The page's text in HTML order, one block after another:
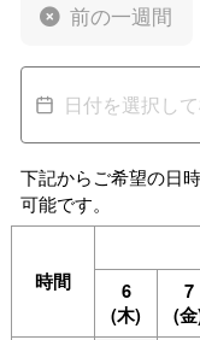
前の一週間
下記からご希望の日
可能です。
時間
6
(木)
7
(